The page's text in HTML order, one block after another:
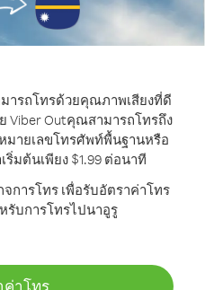
รถโทรด้วยคุณภาพเสียงที่ดี
Viber Outคุณสามารถโทรถึง
มายเลขโทรศัพท์พื้นฐานหรือ
มต้นเพียง $1.99 ต่อนาที
การโทร เพื่อรับอัตราค่าโทร
บการโทรไปนาอูรู
ค่าโทร